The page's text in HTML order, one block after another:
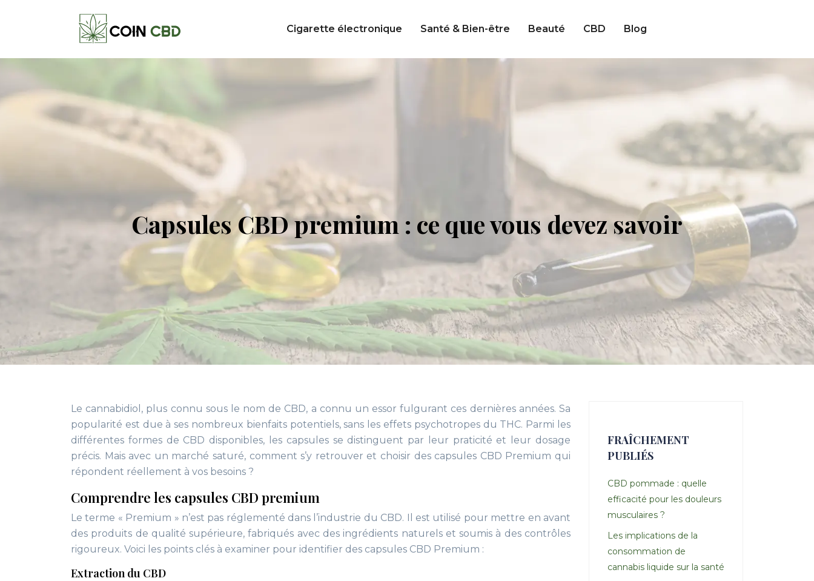
Cigarette électronique Santé & Bien-être Beauté CBD Blog
Capsules CBD premium : ce que vous devez savoir
Le cannabidiol, plus connu sous le nom de CBD, a connu un essor fulgurant ces dernières années. Sa
popularité est due à ses nombreux bienfaits potentiels, sans les effets psychotropes du THC. Parmi les
différentes formes de CBD disponibles, les capsules se distinguent par leur praticité et leur dosage
précis. Mais avec un marché saturé, comment s’y retrouver et choisir des capsules CBD Premium qui
répondent réellement à vos besoins ?
Comprendre les capsules CBD premium
Le terme « Premium » n’est pas réglementé dans l’industrie du CBD. Il est utilisé pour mettre en avant
des produits de qualité supérieure, fabriqués avec des ingrédients naturels et soumis à des contrôles
rigoureux. Voici les points clés à examiner pour identifier des capsules CBD Premium :
Extraction du CBD
FRAÎCHEMENT
PUBLIÉS
CBD pommade : quelle
efficacité pour les douleurs
musculaires ?
Les implications de la
consommation de
cannabis liquide sur la santé